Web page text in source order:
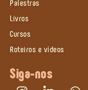
Palestras
Livros
Cursos
Roteiros e vídeos
Siga-nos